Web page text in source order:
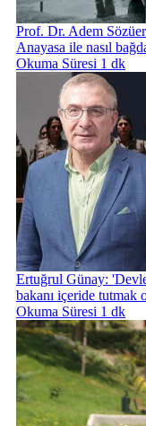
Prof. Dr. Adem
Anayasa ile nasıl
Okuma Süresi 1 dk
Ertuğrul Günay:
bakanı içeride tutmak
Okuma Süresi 1 dk